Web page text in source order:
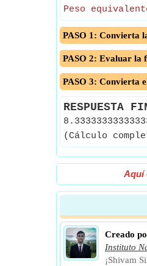
Peso
PASO 1: Convierta
PASO 2: Evaluar la
PASO 3: Convierta
RESPUESTA
(Cálculo
Aquí
Creado
Instituto
¡Shivam